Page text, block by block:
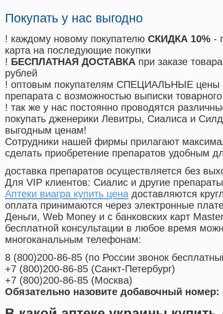
Покупать у нас выгодно
! каждому новому покупателю СКИДКА 10% -
карта на последующие покупки
! БЕСПЛАТНАЯ ДОСТАВКА при заказе
рублей
! оптовым покупателям СПЕЦИАЛЬНЫЕ цены
препарата с возможностью выписки
! так же у нас постоянно проводятся
покупать дженерики Левитры, Сиалиса и
выгодным ценам!
Cотрудники нашей фирмы прилагают
сделать приобретение препаратов удобным
доставка препаратов осуществляется без
Для VIP клиентов: Сиалис и другие
Аптеки виагра купить цена доставляются
оплата принимаются через электронные
Деньги, Web Money и с банковских карт
бесплатной консультации в любое время
многоканальным телефонам:
8 (800)200-86-85 (по России звонок
+7 (800)200-86-85 (Санкт-Петербург)
+7 (800)200-86-85 (Москва)
Обязательно назовите добавочный номер: